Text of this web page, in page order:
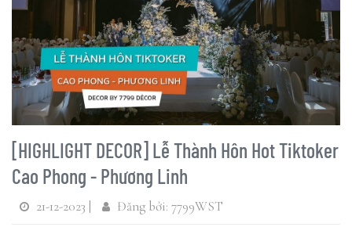
[HIGHLIGHT DECOR] Lễ Thành Hôn Hot Tiktoker
Cao Phong - Phương Linh
21-12-2023 | Đăng bởi: 7799WST